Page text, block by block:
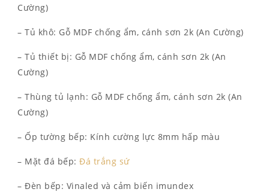
Cường)
– Tủ khô: Gỗ MDF chống ẩm, cánh sơn 2k (An Cường)
– Tủ thiết bị: Gỗ MDF chống ẩm, cánh sơn 2k (An
Cường)
– Thùng tủ lạnh: Gỗ MDF chống ẩm, cánh sơn 2k (An
Cường)
– Ốp tường bếp: Kính cường lực 8mm hấp màu
– Mặt đá bếp: Đá trắng sứ
– Đèn bếp: Vinaled và cảm biến imundex